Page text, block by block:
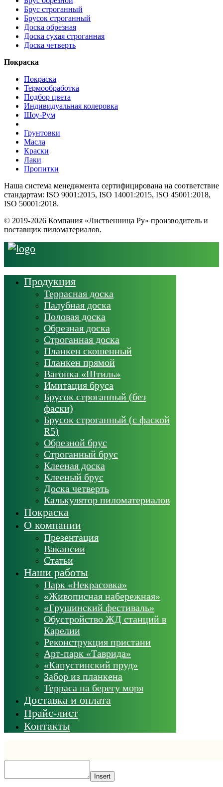
Брус строганный
Брусок строганный
Доска обрезная
Доска сухая строганная
Доска четверть
Покраска
Покраска
Термообработка
Подбор цвета
Индивидуальная колеровка
Шоу-Рум
Грунтовки
Масла
Краски
Лаки
Пропитки
Наша система менеджмента сертифицирована на соответствие
стандартам: ISO 9001:2015, ISO 14001:2015, ISO 45001:2018,
ISO 50001:2018.
© 2019-2026 Компания «Лиственница Ру» производитель и
поставщик пиломатериалов.
Продукция
Террасная доска
Палубная доска
Половая доска
Обрезная доска
Строганная доска
Планкен скошенный
Планкен прямой
Вагонка «Штиль»
Имитация бруса
Брусок строганный (без
фаски)
Брусок строганный (с фаской
R5)
Обрезной брус
Строганный брус
Клееная доска
Клееный брус
Доска четверть
Калькулятор пиломатериалов
Покраска
О компании
Презентация
Вакансии
Статьи
Наши работы
Парк «Некрасовка»
«Живописная набережная»
«Грушинский фестиваль»
Обустройство ЖД станций в
Карелии
Реконструкция пристани
Арт-парк «Таврида»
«Капустинский пруд»
Забор из планкена
Терраса на берегу моря
Доставка и оплата
Прайс-лист
Контакты
Insert